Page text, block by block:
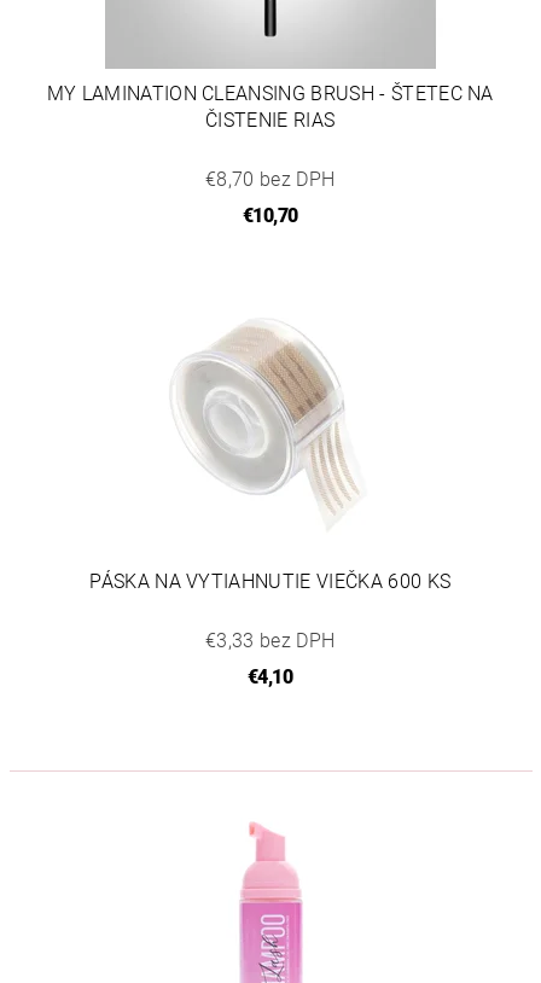
MY LAMINATION CLEANSING BRUSH - ŠTETEC NA
ČISTENIE RIAS
€8,70 bez DPH
€10,70
PÁSKA NA VYTIAHNUTIE VIEČKA 600 KS
€3,33 bez DPH
€4,10